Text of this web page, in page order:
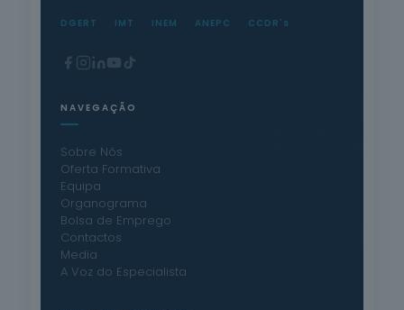
DGERT IMT INEM ANEPC CCDR's
NAVEGAÇÃO
Sobre Nós
Oferta Formativa
Equipa
Organograma
Bolsa de Emprego
Contactos
Media
A Voz do Especialista